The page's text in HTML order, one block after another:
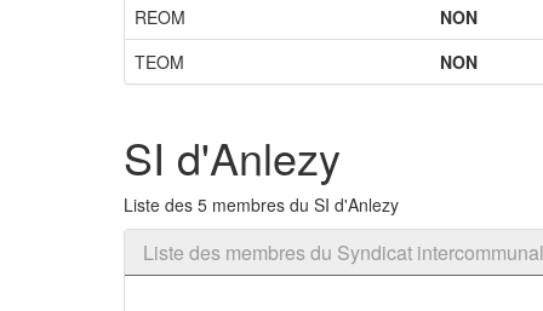
REOM
NON
TEOM
NON
SI d'Anlezy
Liste des 5 membres du SI d'Anlezy
Liste des membres du Syndicat